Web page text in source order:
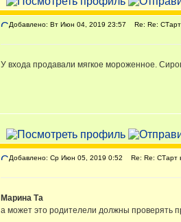
Добавлено: Вт Июн 04, 2019 23:57 Re: Re:
У входа продавали мягкое мороженное.
Добавлено: Ср Июн 05, 2019 0:52 Re: Re: СТарт
Марина Та
а может это родителели должны проверять